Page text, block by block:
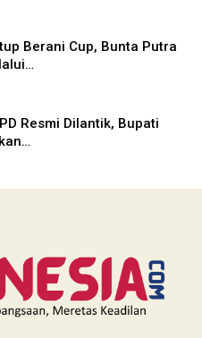
Berani Cup, Bunta Putra
Resmi Dilantik, Bupati